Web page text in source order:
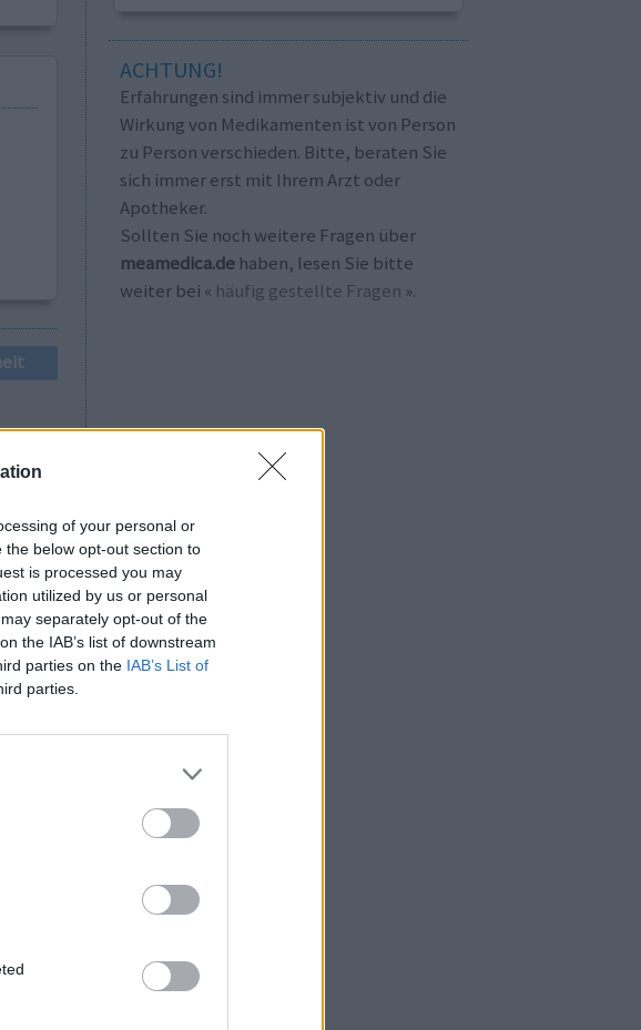
of your personal or
below opt-out section to
is processed you may
utilized by us or personal
separately opt-out of the
the IAB’s list of downstream
parties on the IAB’s List of
parties.
ich
ACHTUNG!
Erfahrungen sind immer subjektiv und die
Wirkung von Medikamenten ist von Person
zu Person verschieden. Bitte, beraten Sie
sich immer erst mit Ihrem Arzt oder
Apotheker.
Sollten Sie noch weitere Fragen über
meamedica.de haben, lesen Sie bitte
weiter bei « häufig gestellte Fragen ».